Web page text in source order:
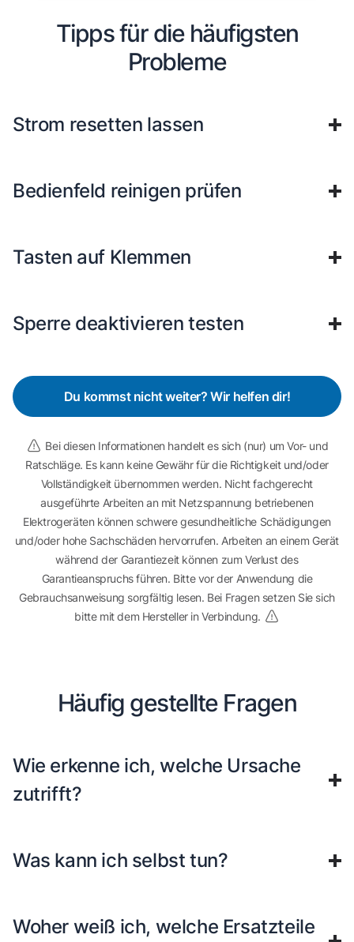
Tipps für die häufigsten
Probleme
Strom resetten lassen
Bedienfeld reinigen prüfen
Tasten auf Klemmen
Sperre deaktivieren testen
Du kommst nicht weiter? Wir helfen dir!
Bei diesen Informationen handelt es sich (nur) um Vor- und
Ratschläge. Es kann keine Gewähr für die Richtigkeit und/oder
Vollständigkeit übernommen werden. Nicht fachgerecht
ausgeführte Arbeiten an mit Netzspannung betriebenen
Elektrogeräten können schwere gesundheitliche Schädigungen
und/oder hohe Sachschäden hervorrufen. Arbeiten an einem Gerät
während der Garantiezeit können zum Verlust des
Garantieanspruchs führen. Bitte vor der Anwendung die
Gebrauchsanweisung sorgfältig lesen. Bei Fragen setzen Sie sich
bitte mit dem Hersteller in Verbindung.
Häufig gestellte Fragen
Wie erkenne ich, welche Ursache
zutrifft?
Was kann ich selbst tun?
Woher weiß ich, welche Ersatzteile